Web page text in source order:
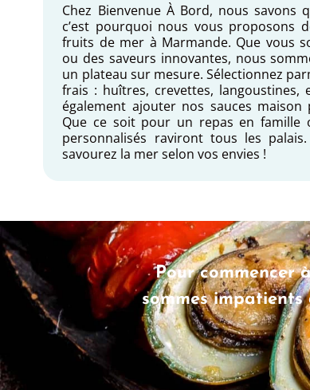
Chez Bienvenue À Bord, nous savons
c’est pourquoi nous vous proposons
fruits de mer à Marmande. Que vous
ou des saveurs innovantes, nous
un plateau sur mesure. Sélectionnez
frais : huîtres, crevettes, langoustines,
également ajouter nos sauces
Que ce soit pour un repas en famille
personnalisés raviront tous les
savourez la mer selon vos envies !
Pour commencer
sommes